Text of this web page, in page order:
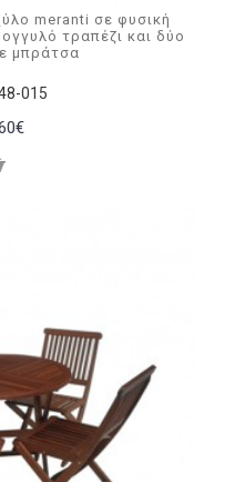
015
meranti σε φυσική
τραπέζι και δύο
μπράτσα